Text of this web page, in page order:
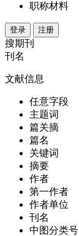
职称材料
登录 注册
搜期刊
刊名
文献信息
任意字段
主题词
篇关摘
篇名
关键词
摘要
作者
第一作者
作者单位
刊名
中图分类号